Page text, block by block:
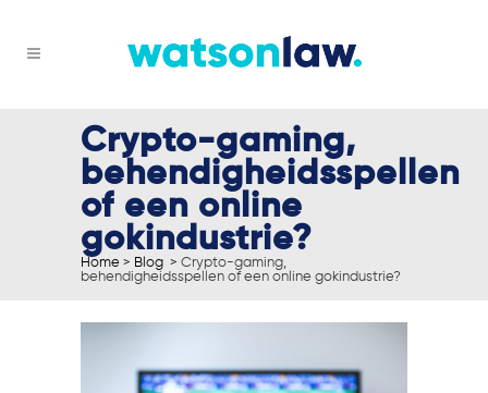
Crypto-gaming,
behendigheidsspellen
of een online
gokindustrie?
Home > Blog > Crypto-gaming,
behendigheidsspellen of een online gokindustrie?